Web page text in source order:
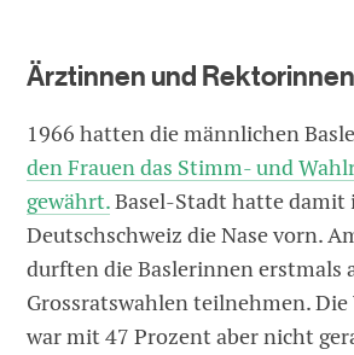
Ärztinnen und Rektorinnen
1966 hatten die männlichen
den Frauen das Stimm- und
gewährt.Basel-Stadt hatte damit
Deutschschweiz die Nase vorn.
durften die Baslerinnen erstmals
Grossratswahlen teilnehmen.
war mit 47 Prozent aber nicht